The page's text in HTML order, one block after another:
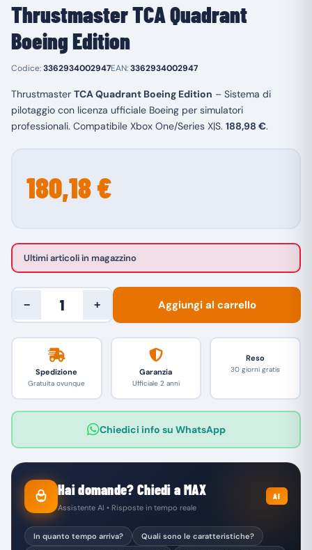
Thrustmaster TCA Quadrant
Boeing Edition
Codice:3362934002947EAN:3362934002947
Thrustmaster TCA Quadrant Boeing Edition – Sistema di
pilotaggio con licenza ufficiale Boeing per simulatori
professionali. Compatibile Xbox One/Series X|S. 188,98 €.
180,18 €
Ultimi articoli in magazzino
− + Aggiungi al carrello
Spedizione
Gratuita ovunque
Garanzia
Ufficiale 2 anni
Reso
30 giorni gratis
Chiedici info su WhatsApp
Hai domande? Chiedi a MAX
Assistente AI • Risposte in tempo reale
AI
In quanto tempo arriva?
Quali sono le caratteristiche?